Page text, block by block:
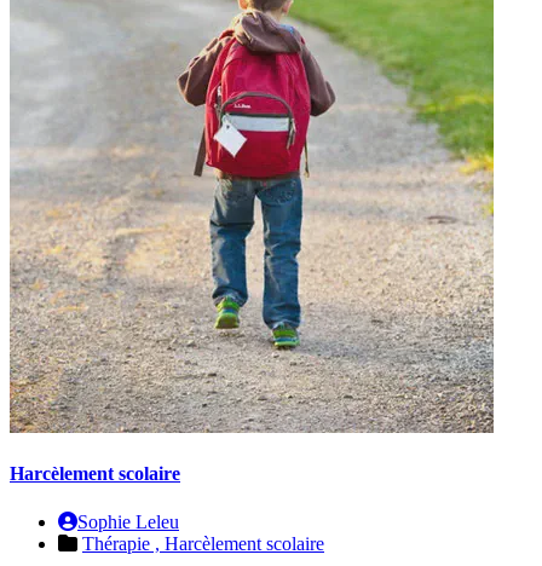
Harcèlement scolaire
Sophie Leleu
Thérapie , Harcèlement scolaire